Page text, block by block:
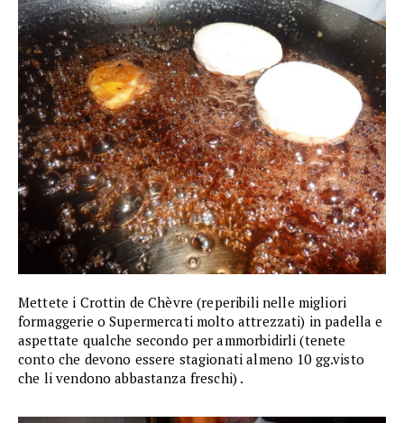
Mettete i Crottin de Chèvre (reperibili nelle migliori
formaggerie o Supermercati molto attrezzati) in padella e
aspettate qualche secondo per ammorbidirli (tenete
conto che devono essere stagionati almeno 10 gg.visto
che li vendono abbastanza freschi) .